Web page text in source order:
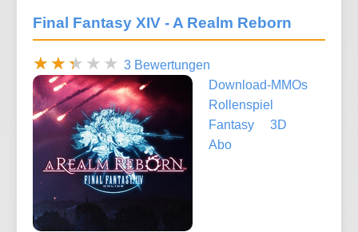
Final Fantasy XIV - A Realm Reborn
3 Bewertungen
Download-MMOs
Rollenspiel
Fantasy
3D
Abo